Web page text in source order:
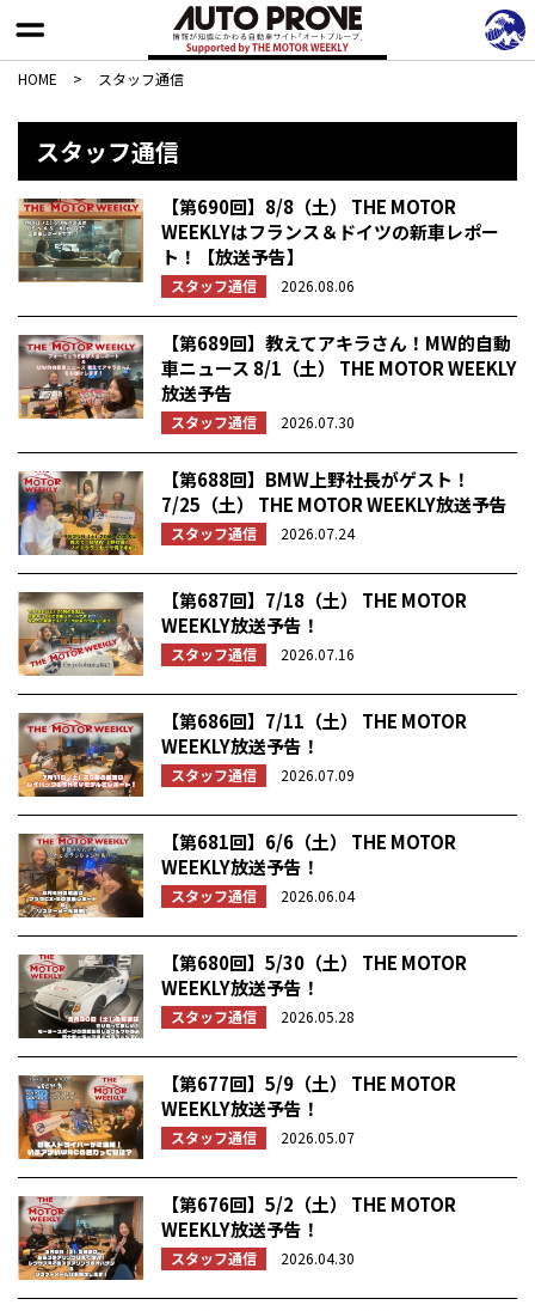
HOME > スタッフ通信
スタッフ通信
【第690回】8/8（土） THE MOTOR
WEEKLYはフランス＆ドイツの新車レポー
ト！【放送予告】
スタッフ通信 2026.08.06
【第689回】教えてアキラさん！MW的自動
車ニュース 8/1（土） THE MOTOR WEEKLY
放送予告
スタッフ通信 2026.07.30
【第688回】BMW上野社長がゲスト！
7/25（土） THE MOTOR WEEKLY放送予告
スタッフ通信 2026.07.24
【第687回】7/18（土） THE MOTOR
WEEKLY放送予告！
スタッフ通信 2026.07.16
【第686回】7/11（土） THE MOTOR
WEEKLY放送予告！
スタッフ通信 2026.07.09
【第681回】6/6（土） THE MOTOR
WEEKLY放送予告！
スタッフ通信 2026.06.04
【第680回】5/30（土） THE MOTOR
WEEKLY放送予告！
スタッフ通信 2026.05.28
【第677回】5/9（土） THE MOTOR
WEEKLY放送予告！
スタッフ通信 2026.05.07
【第676回】5/2（土） THE MOTOR
WEEKLY放送予告！
スタッフ通信 2026.04.30